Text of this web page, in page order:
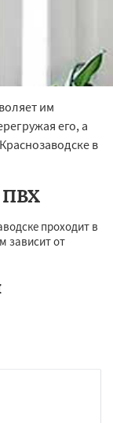
им
его, а
в
ПВХ
проходит в
зависит от